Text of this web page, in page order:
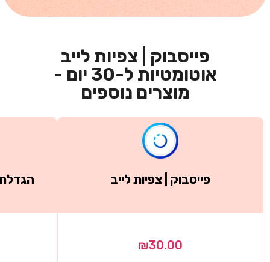
פייסבוק | צפיות לייב
אוטומטיות ל-30 יום -
מוצרים נוספים
פייסבוק | צפיות לייב
₪30.00